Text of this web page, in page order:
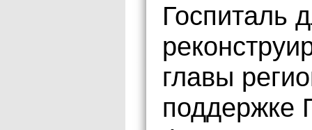
Госпиталь
главы
поддержке